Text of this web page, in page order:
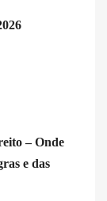
– Onde
e das